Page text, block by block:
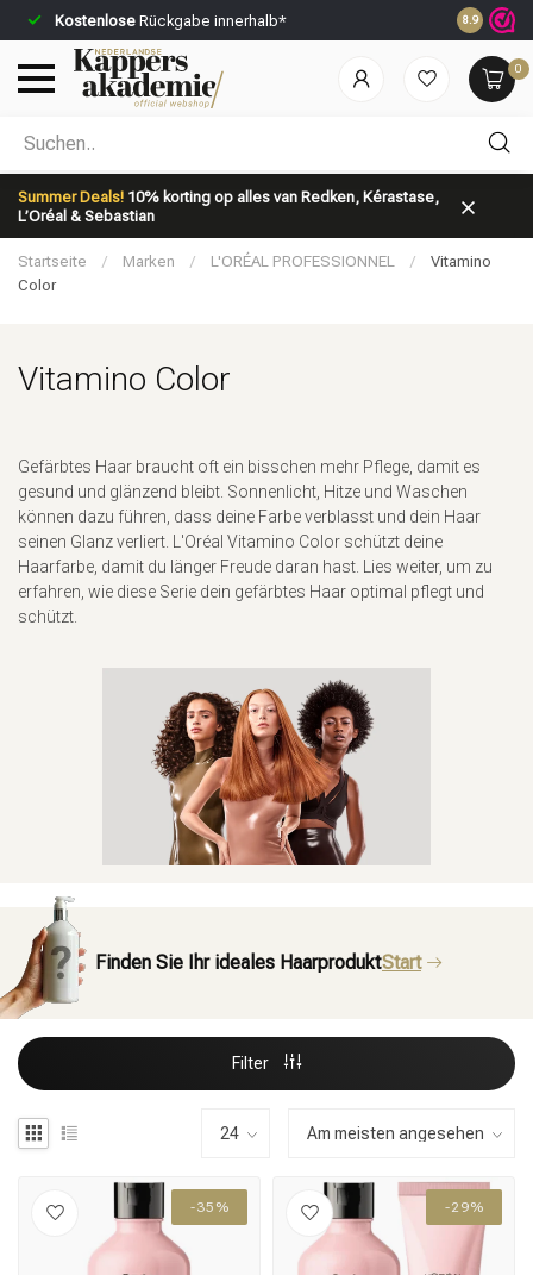
Kostenlose Rückgabe innerhalb* Vor 23:59
8.9
0
Summer Deals! 10% korting op alles van Redken, Kérastase,
L’Oréal & Sebastian
Nach welcher Kategorie suchst du?
Marken
Startseite / Marken / L'ORÉAL PROFESSIONNEL /
Vitamino
Color
Vitamino Color
Gefärbtes Haar braucht oft ein bisschen mehr Pflege, damit es
gesund und glänzend bleibt. Sonnenlicht, Hitze und Waschen
können dazu führen, dass deine Farbe verblasst und dein Haar
seinen Glanz verliert. L'Oréal Vitamino Color schützt deine
Haarfarbe, damit du länger Freude daran hast. Lies weiter, um zu
erfahren, wie diese Serie dein gefärbtes Haar optimal pflegt und
schützt.
Finden Sie Ihr ideales HaarproduktStart
Filter
-35% -29%